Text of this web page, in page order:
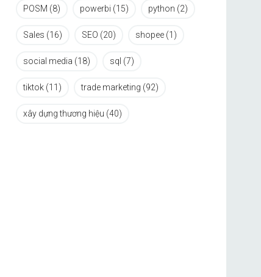
POSM (8) powerbi (15) python (2)
Sales (16) SEO (20) shopee (1)
social media (18) sql (7)
tiktok (11) trade marketing (92)
xây dựng thương hiệu (40)